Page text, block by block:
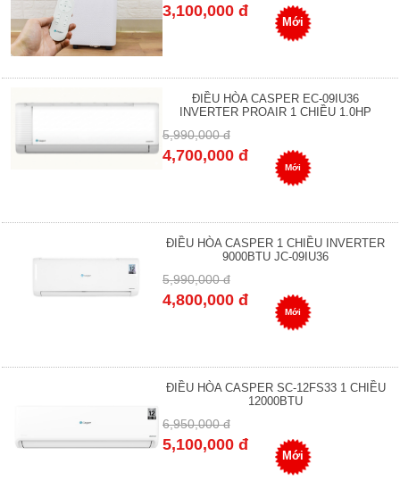
3,100,000 đ
Mới
ĐIỀU HÒA CASPER EC-09IU36
INVERTER PROAIR 1 CHIỀU 1.0HP
5,990,000 đ
4,700,000 đ
Mới
ĐIỀU HÒA CASPER 1 CHIỀU INVERTER
9000BTU JC-09IU36
5,990,000 đ
4,800,000 đ
Mới
ĐIỀU HÒA CASPER SC-12FS33 1 CHIỀU
12000BTU
6,950,000 đ
5,100,000 đ
Mới